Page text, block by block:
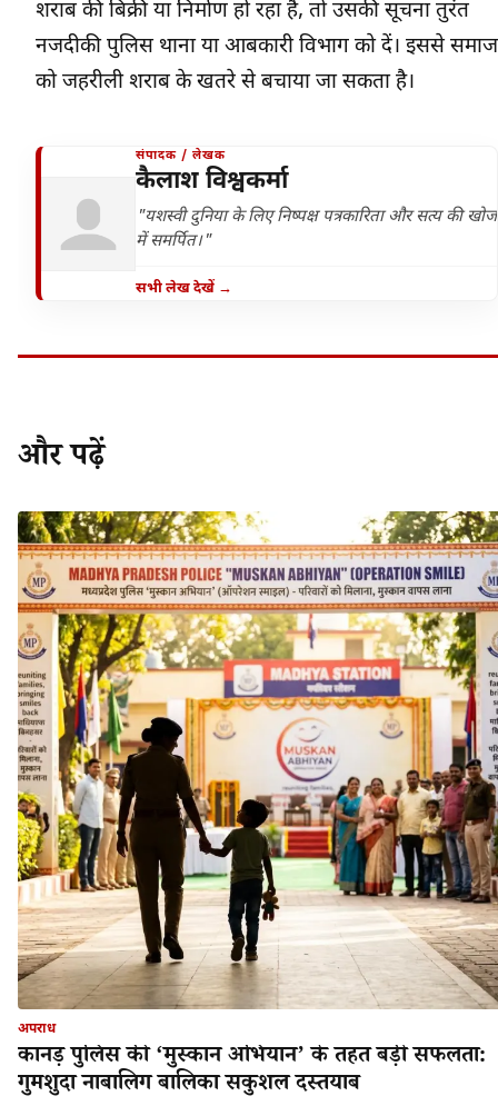
शराब की बिक्री या निर्माण हो रहा है, तो उसकी सूचना तुरंत
नजदीकी पुलिस थाना या आबकारी विभाग को दें। इससे समाज
को जहरीली शराब के खतरे से बचाया जा सकता है।
संपादक / लेखक
कैलाश विश्वकर्मा
"यशस्वी दुनिया के लिए निष्पक्ष पत्रकारिता और सत्य की खोज
में समर्पित।"
सभी लेख देखें →
और पढ़ें
अपराध
कानड़ पुलिस की ‘मुस्कान अभियान’ के तहत बड़ी सफलता:
गुमशुदा नाबालिग बालिका सकुशल दस्तयाब